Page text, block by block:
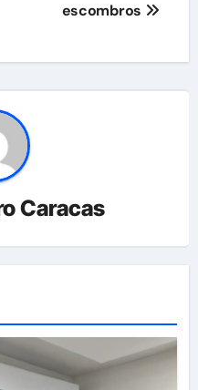
escombros
Caracas